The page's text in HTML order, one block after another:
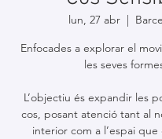
lun, 27 abr
  |
Enfocades a explorar el
les seves
L’objectiu és expandir les
cos, posant atenció tant al
interior com a l’espai que